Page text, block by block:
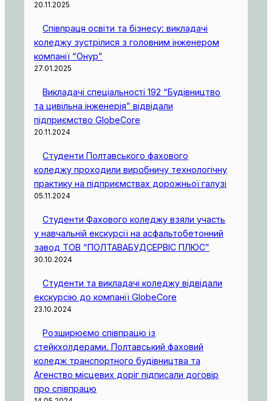
20.11.2025
Співпраця освіти та бізнесу: викладачі
коледжу зустрілися з головним інженером
компанії “Онур”
27.01.2025
Викладачі спеціальності 192 “Будівництво
та цивільна інженерія” відвідали
підприємство GlobeCore
20.11.2024
Студенти Полтавського фахового
коледжу проходили виробничу технологічну
практику на підприємствах дорожньої галузі
05.11.2024
Студенти Фахового коледжу взяли участь
у навчальній екскурсії на асфальтобетонний
завод ТОВ “ПОЛТАВАБУДСЕРВІС ПЛЮС”
30.10.2024
Студенти та викладачі коледжу відвідали
екскурсію до компанії GlobeCore
23.10.2024
Розширюємо співпрацю із
стейкхолдерами. Полтавський фаховий
коледж транспортного будівництва та
Агенство місцевих доріг підписали договір
про співпрацю